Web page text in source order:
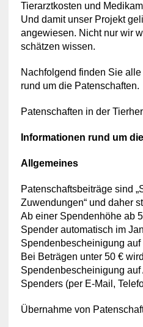
Tierarztkosten und
Und damit unser Projekt
angewiesen. Nicht nur wir
schätzen wissen.
Nachfolgend finden Sie
rund um die Patenschaften.
Patenschaften in der
Informationen rund um
Allgemeines
Patenschaftsbeiträge sind
Zuwendungen“ und daher
Ab einer Spendenhöhe ab
Spender automatisch im
Spendenbescheinigung auf
Bei Beträgen unter 50 €
Spendenbescheinigung auf
Spenders (per E-Mail,
Übernahme von